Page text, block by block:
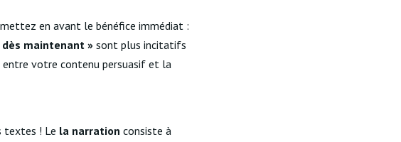
en avant le bénéfice immédiat :
maintenant » sont plus incitatifs
entre votre contenu persuasif et la
textes ! Le la narration consiste à